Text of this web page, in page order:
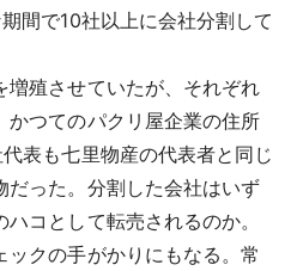
間で10社以上に会社分割して
殖させていたが、それぞれ
かつてのパクリ屋企業の住所
表も七里物産の代表者と同じ
だった。分割した会社はいず
コとして転売されるのか。
クの手がかりにもなる。常